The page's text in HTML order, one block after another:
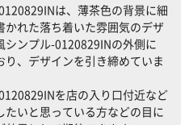
は、薄茶色の背景に細
れた落ち着いた雰囲気のデザ
ンプル-0120829INの外側に
、デザインを引き締めていま
を店の入り口付近など
いと思っている方などの目に